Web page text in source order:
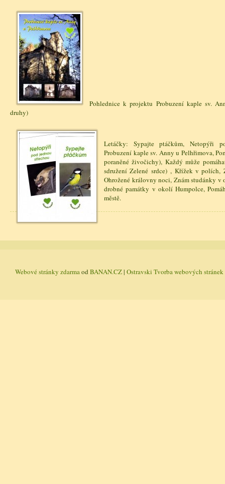
Pohlednice k projektu Probuzení kaple sv.
druhy)
Letáčky: Sypajte ptáčkům, Netopýři
Probuzení kaple sv. Anny u Pelhřimova,
poraněné živočichy), Každý může
sdružení Zelené srdce) , Křížek v polích,
Ohrožené královny noci, Znám studánky v
drobné památky v okolí Humpolce,
městě.
Webové stránky zdarmaod BANAN.CZ| Ostravski Tvorba webových stránek